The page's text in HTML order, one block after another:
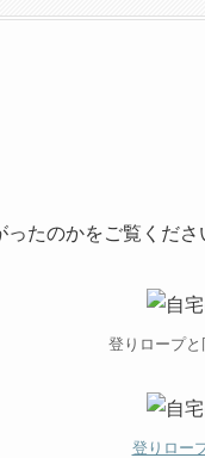
たのかをご覧くださ
登りロープ
登りロー